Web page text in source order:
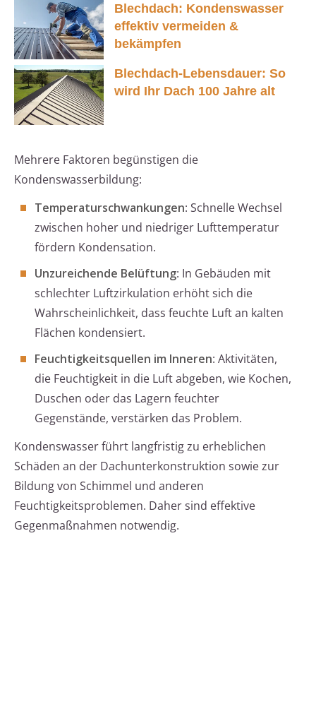
Blechdach: Kondenswasser
effektiv vermeiden &
bekämpfen
Blechdach-Lebensdauer: So
wird Ihr Dach 100 Jahre alt
Mehrere Faktoren begünstigen die
Kondenswasserbildung:
Temperaturschwankungen: Schnelle Wechsel
zwischen hoher und niedriger Lufttemperatur
fördern Kondensation.
Unzureichende Belüftung: In Gebäuden mit
schlechter Luftzirkulation erhöht sich die
Wahrscheinlichkeit, dass feuchte Luft an kalten
Flächen kondensiert.
Feuchtigkeitsquellen im Inneren: Aktivitäten,
die Feuchtigkeit in die Luft abgeben, wie Kochen,
Duschen oder das Lagern feuchter
Gegenstände, verstärken das Problem.
Kondenswasser führt langfristig zu erheblichen
Schäden an der Dachunterkonstruktion sowie zur
Bildung von Schimmel und anderen
Feuchtigkeitsproblemen. Daher sind effektive
Gegenmaßnahmen notwendig.